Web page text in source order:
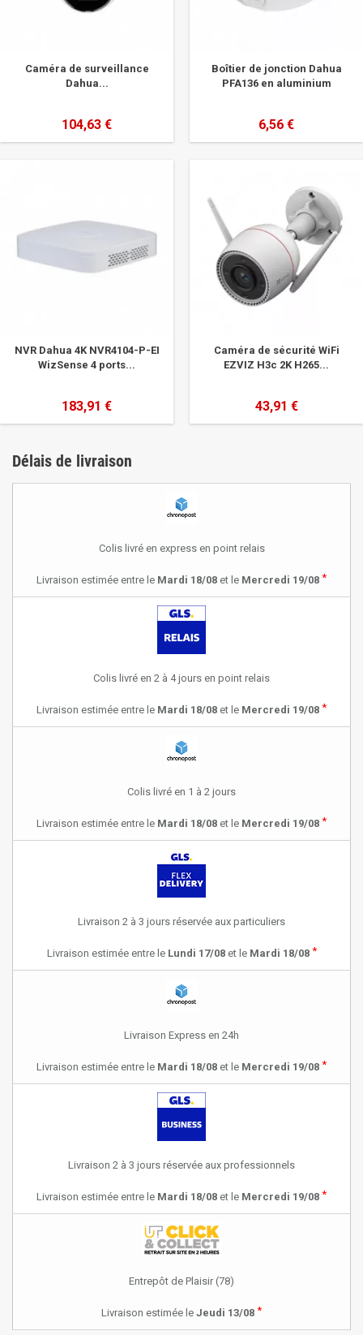
Caméra de surveillance
Dahua...
104,63 €
Boîtier de jonction Dahua
PFA136 en aluminium
6,56 €
NVR Dahua 4K NVR4104-P-EI
WizSense 4 ports...
183,91 €
Caméra de sécurité WiFi
EZVIZ H3c 2K H265...
43,91 €
Délais de livraison
Colis livré en express en point relais
Livraison estimée entre le Mardi 18/08 et le Mercredi 19/08 *
Colis livré en 2 à 4 jours en point relais
Livraison estimée entre le Mardi 18/08 et le Mercredi 19/08 *
Colis livré en 1 à 2 jours
Livraison estimée entre le Mardi 18/08 et le Mercredi 19/08 *
Livraison 2 à 3 jours réservée aux particuliers
Livraison estimée entre le Lundi 17/08et le Mardi 18/08 *
Livraison Express en 24h
Livraison estimée entre le Mardi 18/08 et le Mercredi 19/08 *
Livraison 2 à 3 jours réservée aux professionnels
Livraison estimée entre le Mardi 18/08 et le Mercredi 19/08 *
Entrepôt de Plaisir (78)
Livraison estimée le Jeudi 13/08 *